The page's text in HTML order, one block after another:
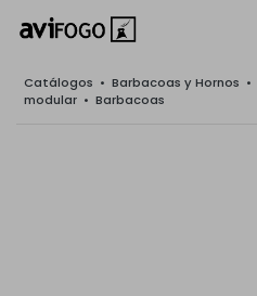
Catálogos • Barbacoas y Hornos •
modular • Barbacoas